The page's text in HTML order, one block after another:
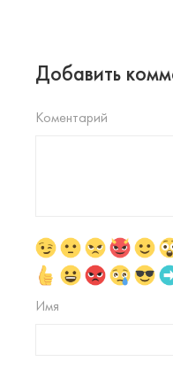
Добавить
Коментарий
Имя